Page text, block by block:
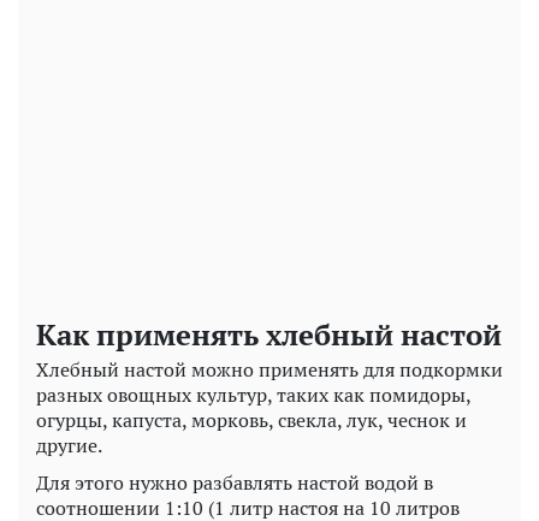
Как применять хлебный настой
Хлебный настой можно применять для подкормки
разных овощных культур, таких как помидоры,
огурцы, капуста, морковь, свекла, лук, чеснок и
другие.
Для этого нужно разбавлять настой водой в
соотношении 1:10 (1 литр настоя на 10 литров